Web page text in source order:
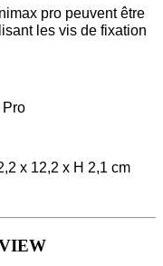
pro peuvent être
les vis de fixation
Pro
x 12,2 x H 2,1 cm